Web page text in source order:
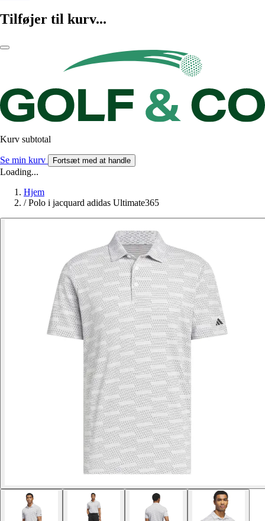
Tilføjer til kurv...
Kurv subtotal
Se min kurv Fortsæt med at handle
Loading...
Hjem
/ Polo i jacquard adidas Ultimate365